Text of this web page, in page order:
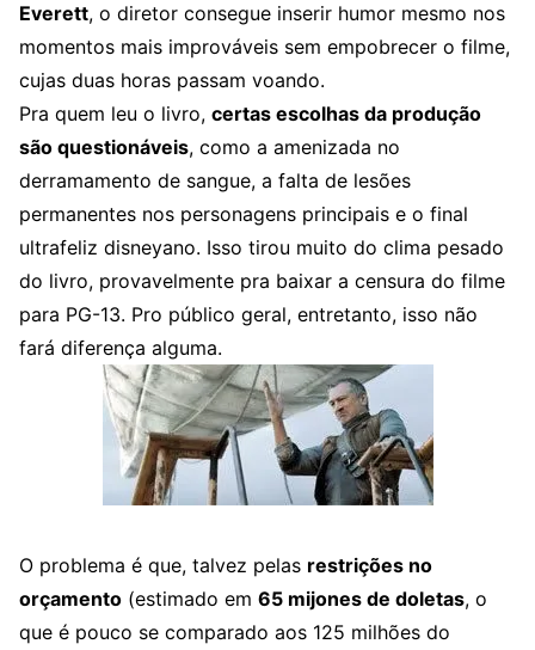
Everett, o diretor consegue inserir humor mesmo nos
momentos mais improváveis sem empobrecer o filme,
cujas duas horas passam voando.
Pra quem leu o livro, certas escolhas da produção
são questionáveis, como a amenizada no
derramamento de sangue, a falta de lesões
permanentes nos personagens principais e o final
ultrafeliz disneyano. Isso tirou muito do clima pesado
do livro, provavelmente pra baixar a censura do filme
para PG-13. Pro público geral, entretanto, isso não
fará diferença alguma.
O problema é que, talvez pelas restrições no
orçamento (estimado em 65 mijones de doletas, o
que é pouco se comparado aos 125 milhões do